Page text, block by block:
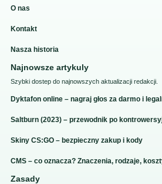
O nas
Kontakt
Nasza historia
Najnowsze artykuly
Szybki dostep do najnowszych aktualizacji redakcji.
Dyktafon online – nagraj głos za darmo i
Saltburn (2023) – przewodnik po
Skiny CS:GO – bezpieczny zakup i kody
CMS – co oznacza? Znaczenia, rodzaje,
Zasady